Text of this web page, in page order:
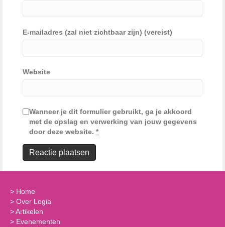
E-mailadres (zal niet zichtbaar zijn) (vereist)
Website
Wanneer je dit formulier gebruikt, ga je akkoord
met de opslag en verwerking van jouw gegevens
door deze website. *
> Home
> Over Logia
>Artikelen
> Evenementen